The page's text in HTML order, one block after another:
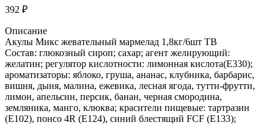
392 ₽
Описание
Акулы Микс жевательный мармелад 1,8кг/6шт ТВ
Состав: глюкозный сироп; сахар; агент желирующий:
желатин; регулятор кислотности: лимонная кислота(Е330);
ароматизаторы: яблоко, груша, ананас, клубника, барбарис,
вишня, дыня, малина, ежевика, лесная ягода, тутти-фрутти,
лимон, апельсин, персик, банан, черная смородина,
земляника, манго, клюква; красители пищевые: тартразин
(Е102), понсо 4R (Е124), синий блестящий FCF (Е133);